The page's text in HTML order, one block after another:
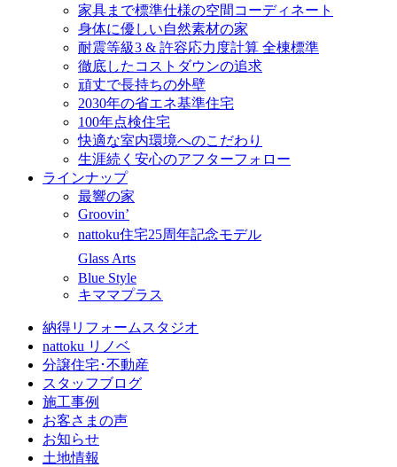
家具まで標準仕様の空間コーディネート
身体に優しい自然素材の家
耐震等級3 & 許容応力度計算 全棟標準
徹底したコストダウンの追求
頑丈で長持ちの外壁
2030年の省エネ基準住宅
100年点検住宅
快適な室内環境へのこだわり
生涯続く安心のアフターフォロー
ラインナップ
最響の家
Groovin’
nattoku住宅25周年記念モデル
Glass Arts
Blue Style
キママプラス
納得リフォームスタジオ
nattoku リノベ
分譲住宅･不動産
スタッフブログ
施工事例
お客さまの声
お知らせ
土地情報